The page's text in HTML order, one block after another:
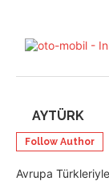
AYTÜRK
Follow Author
Avrupa